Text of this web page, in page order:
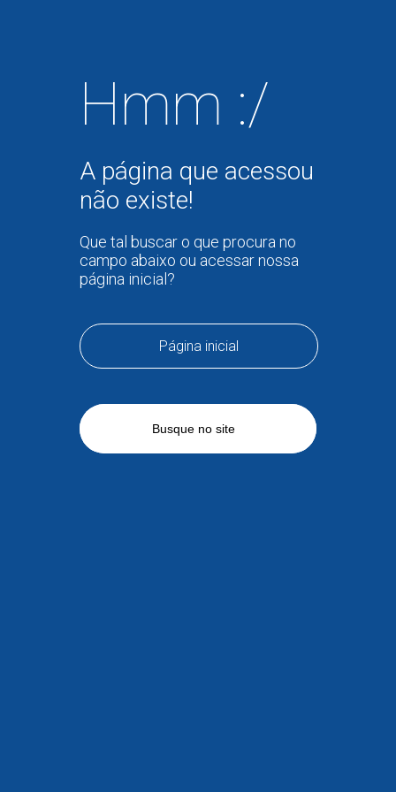
Hmm :/
A página que acessou
não existe!
Que tal buscar o que procura no
campo abaixo ou acessar nossa
página inicial?
Página inicial